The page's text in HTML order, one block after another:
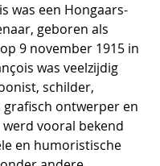
was een Hongaars-
geboren als
9 november 1915 in
was veelzijdig
schilder,
ontwerper en
vooral bekend
en humoristische